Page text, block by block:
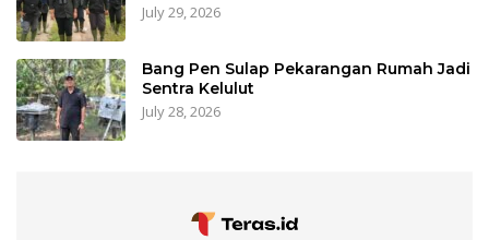
July 29, 2026
Bang Pen Sulap Pekarangan Rumah Jadi
Sentra Kelulut
July 28, 2026